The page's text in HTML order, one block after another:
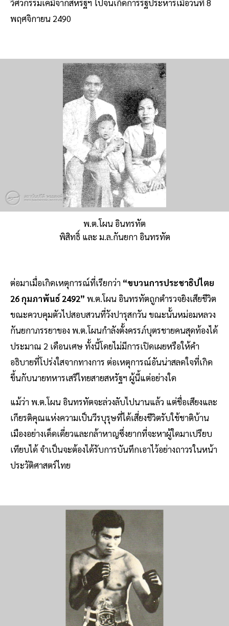
วิศวกรรมเคมีจากสหรัฐฯ ไปจนเกิดการรัฐประหารเมื่อวันที่ 8
พฤศจิกายน 2490
พ.ต.โผน อินทรทัต
พิสิทธิ์ และ ม.ล.กันยกา อินทรทัต
ต่อมาเมื่อเกิดเหตุการณ์ที่เรียกว่า “ขบวนการประชาธิปไตย
26 กุมภาพันธ์ 2492” พ.ต.โผน อินทรทัตถูกตำรวจยิงเสียชีวิต
ขณะควบคุมตัวไปสอบสวนที่วังปารุสกวัน ขณะนั้นหม่อมหลวง
กันยกาภรรยาของ พ.ต.โผนกำลังตั้งครรภ์บุตรชายคนสุดท้องได้
ประมาณ 2 เดือนเศษ ทั้งนี้โดยไม่มีการเปิดเผยหรือให้คำ
อธิบายที่โปร่งใสจากทางการ ต่อเหตุการณ์อันน่าสลดใจที่เกิด
ขึ้นกับนายทหารเสรีไทยสายสหรัฐฯ ผู้นี้แต่อย่างใด
แม้ว่า พ.ต.โผน อินทรทัตจะล่วงลับไปนานแล้ว แต่ชื่อเสียงและ
เกียรติคุณแห่งความเป็นวีรบุรุษที่ได้เสี่ยงชีวิตรับใช้ชาติบ้าน
เมืองอย่างเด็ดเดี่ยวและกล้าหาญซึ่งยากที่จะหาผู้ใดมาเปรียบ
เทียบได้ จำเป็นจะต้องได้รับการบันทึกเอาไว้อย่างถาวรในหน้า
ประวัติศาสตร์ไทย